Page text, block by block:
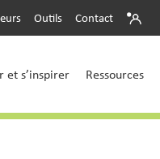
Outils Contact
et s’inspirer Ressources